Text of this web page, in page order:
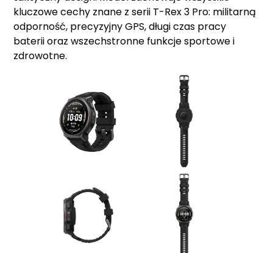
kluczowe cechy znane z serii T-Rex 3 Pro: militarną
odporność, precyzyjny GPS, długi czas pracy
baterii oraz wszechstronne funkcje sportowe i
zdrowotne.